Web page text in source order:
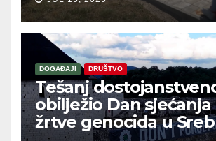
DOGAĐAJI DRUŠTVO
Tešanj
obilježio Dan sjećanja
žrtve genocida u